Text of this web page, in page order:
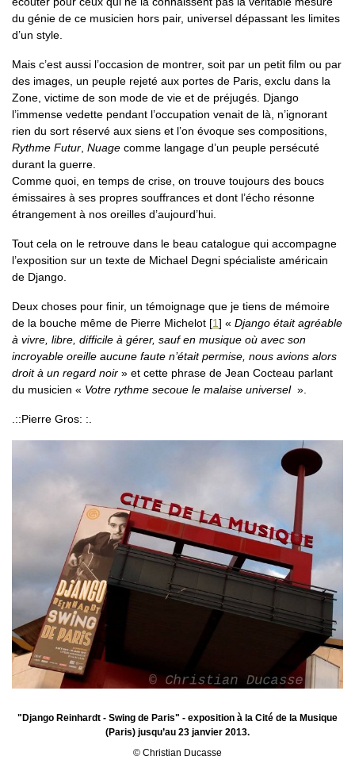
du génie de ce musicien hors pair, universel dépassant les limites
d’un style.
Mais c’est aussi l’occasion de montrer, soit par un petit film ou par
des images, un peuple rejeté aux portes de Paris, exclu dans la
Zone, victime de son mode de vie et de préjugés. Django
l’immense vedette pendant l’occupation venait de là, n’ignorant
rien du sort réservé aux siens et l’on évoque ses compositions,
Rythme Futur Nuage comme langage d’un peuple persécuté
durant la guerre.
Comme quoi, en temps de crise, on trouve toujours des boucs
émissaires à ses propres souffrances et dont l’écho résonne
étrangement à nos oreilles d’aujourd’hui.
Tout cela on le retrouve dans le beau catalogue qui accompagne
l’exposition sur un texte de Michael Degni spécialiste américain
de Django.
Deux choses pour finir, un témoignage que je tiens de mémoire
de la bouche même de Pierre Michelot [1] « Django était agréable
à vivre, libre, difficile à gérer, sauf en musique où avec son
incroyable oreille aucune faute n’était permise, nous avions alors
droit à un regard noir » et cette phrase de Jean Cocteau parlant
du musicien « Votre rythme secoue le malaise universel ».
.::Pierre Gros: :.
"Django Reinhardt - Swing de Paris" - exposition à la Cité de la Musique
(Paris) jusqu’au 23 janvier 2013.
© Christian Ducasse